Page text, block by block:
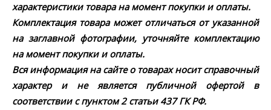
характеристики товара на момент покупки и оплаты.
Комплектация товара может отличаться от указанной
на заглавной фотографии, уточняйте комплектацию
на момент покупки и оплаты.
Вся информация на сайте о товарах носит справочный
характер и не является публичной офертой в
соответствии с пунктом 2 статьи 437 ГК РФ.